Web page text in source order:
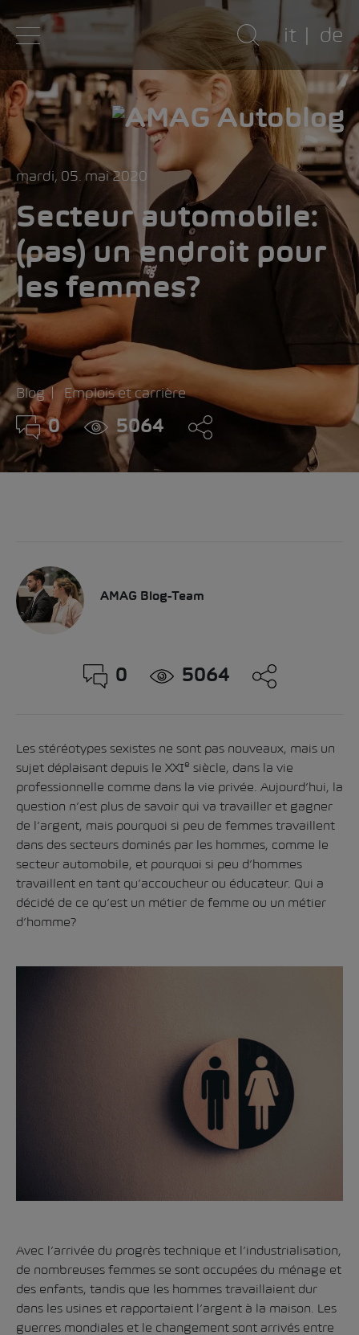
it de
mardi, 05. mai 2020
Secteur automobile:
(pas) un endroit pour
les femmes?
Blog Emplois et carrière
0 5064
AMAG Blog-Team
0 5064
Les stéréotypes sexistes ne sont pas nouveaux, mais un
sujet déplaisant depuis le XXIe siècle, dans la vie
professionnelle comme dans la vie privée. Aujourd’hui, la
question n’est plus de savoir qui va travailler et gagner
de l’argent, mais pourquoi si peu de femmes travaillent
dans des secteurs dominés par les hommes, comme le
secteur automobile, et pourquoi si peu d’hommes
travaillent en tant qu’accoucheur ou éducateur. Qui a
décidé de ce qu’est un métier de femme ou un métier
d’homme?
Avec l’arrivée du progrès technique et l’industrialisation,
de nombreuses femmes se sont occupées du ménage et
des enfants, tandis que les hommes travaillaient dur
dans les usines et rapportaient l’argent à la maison. Les
guerres mondiales et le changement sont arrivés entre